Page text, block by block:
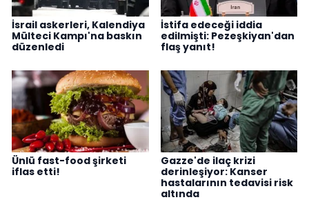
İsrail askerleri, Kalendiya
Mülteci Kampı'na baskın
düzenledi
İstifa edeceği iddia
edilmişti: Pezeşkiyan'dan
flaş yanıt!
Ünlü fast-food şirketi
iflas etti!
Gazze'de ilaç krizi
derinleşiyor: Kanser
hastalarının tedavisi risk
altında